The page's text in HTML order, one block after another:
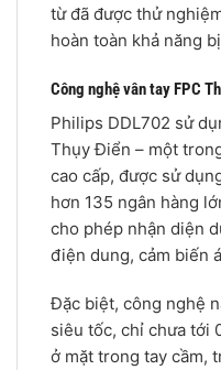
từ đã được thử
hoàn toàn khả năng
Công nghệ vân tay FPC
Philips DDL702 sử
Thụy Điển – một
cao cấp, được sử
hơn 135 ngân hàng
cho phép nhận diện
điện dung, cảm biến
Đặc biệt, công nghệ
siêu tốc, chỉ chưa tới
ở mặt trong tay cầm,